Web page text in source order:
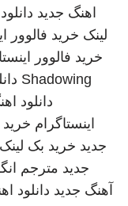
اهنگ جدید
لینک خرید فالوور
خرید فالوور
Shadowing
دانلود
اینستاگرام
جدید خرید بک لینک
جدید مترجم
آهنگ جدید دانلود